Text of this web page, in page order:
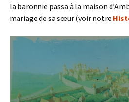
la baronnie passa à la maison
mariage de sa sœur (voir notre